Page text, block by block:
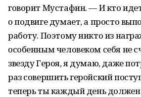
говорит Мустафин. — И кто
о подвиге думает, а просто
работу. Поэтому никто из
особенным человеком себя не
звезду Героя, я думаю, даже
раз совершить геройский
теперь ты каждый день